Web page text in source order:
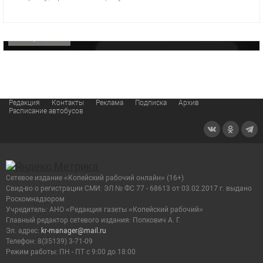
Редакция Контакты Реклама Подписка
Архив
Расписание автобусов
Сетевое издание «Копейский рабочий онлайн» (16+)
Cвид-во о регистрации СМИ: ЭЛ № ФС 77 - 68613 от 03.02.2017 г. выдано
Роскомнадзором
Учредитель: АНО «Редакция газеты «Копейский рабочий»
Главный редактор сетевого издания: Попкович А. Г.
Эл. адрес: kr-manager@mail.ru
Телефон: 8(35139) 3-71-09
Режим работы: ПН - ПТ с 9:00 до 18:00